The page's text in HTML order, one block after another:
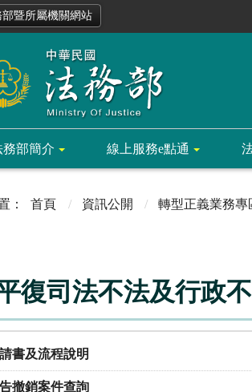
部暨所屬機關網站
務部簡介 線上服務e點通
首頁
資訊公開 轉型正義業務專
復司法不法及行政
書及流程說明
撤銷案件查詢